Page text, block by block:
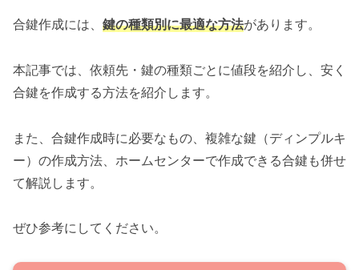
合鍵作成には、 鍵の種類別に最適な方法があります。
本記事では、依頼先・鍵の種類ごとに値段を紹介し、安く
合鍵を作成する方法を紹介します。
また、合鍵作成時に必要なもの、複雑な鍵（ディンプルキ
ー）の作成方法、ホームセンターで作成できる合鍵も併せ
て解説します。
ぜひ参考にしてください。